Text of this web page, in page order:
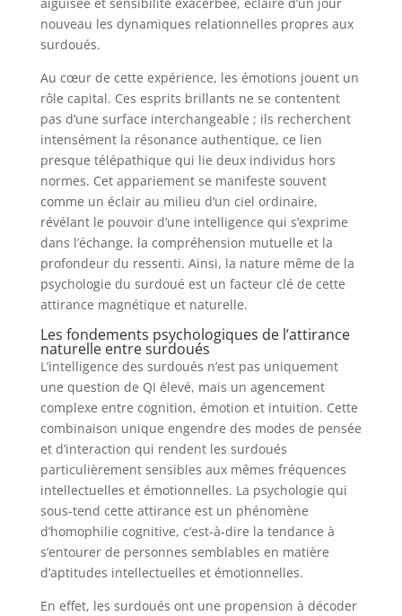
nouveau les dynamiques relationnelles propres aux
surdoués.
Au cœur de cette expérience, les émotions jouent un
rôle capital. Ces esprits brillants ne se contentent
pas d’une surface interchangeable ; ils recherchent
intensément la résonance authentique, ce lien
presque télépathique qui lie deux individus hors
normes. Cet appariement se manifeste souvent
comme un éclair au milieu d’un ciel ordinaire,
révélant le pouvoir d’une intelligence qui s’exprime
dans l’échange, la compréhension mutuelle et la
profondeur du ressenti. Ainsi, la nature même de la
psychologie du surdoué est un facteur clé de cette
attirance magnétique et naturelle.
Les fondements psychologiques de l’attirance
naturelle entre surdoués
L’intelligence des surdoués n’est pas uniquement
une question de QI élevé, mais un agencement
complexe entre cognition, émotion et intuition. Cette
combinaison unique engendre des modes de pensée
et d’interaction qui rendent les surdoués
particulièrement sensibles aux mêmes fréquences
intellectuelles et émotionnelles. La psychologie qui
sous-tend cette attirance est un phénomène
d’homophilie cognitive, c’est-à-dire la tendance à
s’entourer de personnes semblables en matière
d’aptitudes intellectuelles et émotionnelles.
En effet, les surdoués ont une propension à décoder